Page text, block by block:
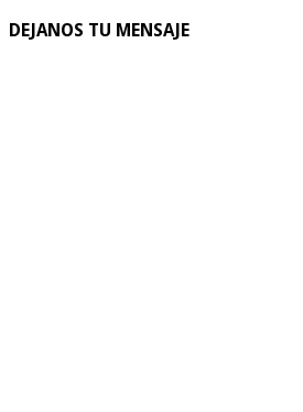
DEJANOS TU MENSAJE